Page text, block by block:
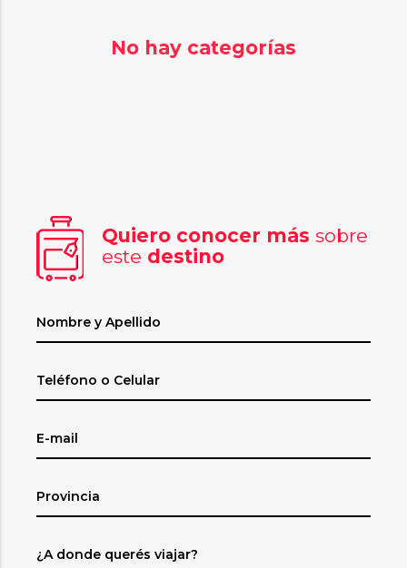
No hay categorías
Quiero conocer más sobre
este destino